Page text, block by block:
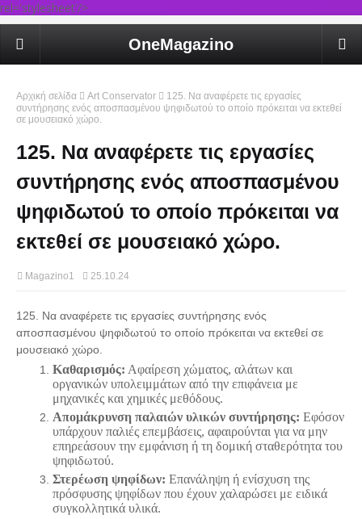
rel='stylesheet'/>
OneMagazino
Αρχική σελίδα Art Conservator
125. Να αναφέρετε τις εργασίες
συντήρησης ενός αποσπασμένου ψηφιδωτού το οποίο πρόκειται να εκτεθεί
σε μουσειακό χώρο.
125. Να αναφέρετε τις εργασίες
συντήρησης ενός αποσπασμένου
ψηφιδωτού το οποίο πρόκειται να
εκτεθεί σε μουσειακό χώρο.
Magazino1 25.10.24
125. Να αναφέρετε τις εργασίες συντήρησης ενός
αποσπασμένου ψηφιδωτού το οποίο πρόκειται να εκτεθεί σε
μουσειακό χώρο.
Καθαρισμός: Αφαίρεση χώματος, αλάτων και
οργανικών υπολειμμάτων από την επιφάνεια με
μηχανικές και χημικές μεθόδους.
Απομάκρυνση παλαιών υλικών συντήρησης: Εφόσον
υπάρχουν παλιές επεμβάσεις, αφαιρούνται για να μην
επηρεάσουν την εμφάνιση ή τη δομική σταθερότητα του
ψηφιδωτού.
Στερέωση ψηφίδων: Επανάληψη ή ενίσχυση της
πρόσφυσης ψηφίδων που έχουν χαλαρώσει με ειδικά
συγκολλητικά υλικά.